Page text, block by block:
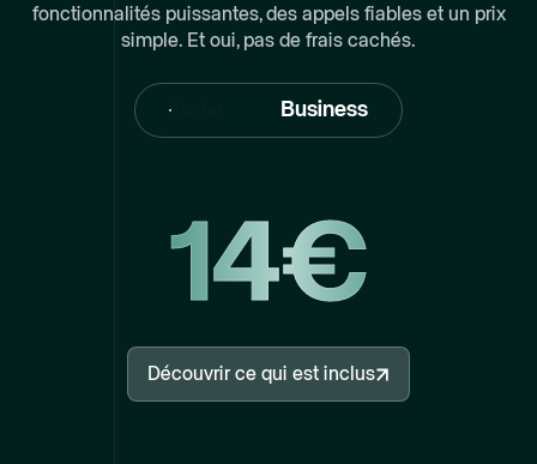
fonctionnalités puissantes, des appels fiables et un prix
simple. Et oui, pas de frais cachés.
Starter Business
14€
Découvrir ce qui est inclus
Découvrir ce qui est inclus